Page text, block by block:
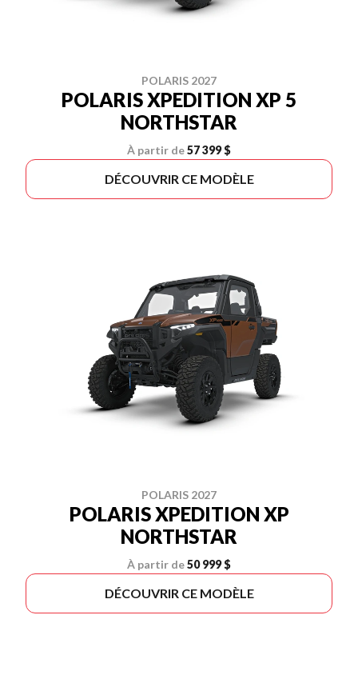
POLARIS 2027
POLARIS XPEDITION XP 5
NORTHSTAR
À partir de57 399 $
DÉCOUVRIR CE MODÈLE
POLARIS 2027
POLARIS XPEDITION XP
NORTHSTAR
À partir de50 999 $
DÉCOUVRIR CE MODÈLE